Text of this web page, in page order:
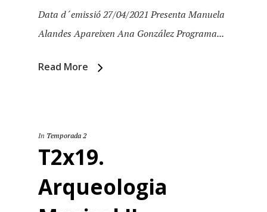
Data d´emissió 27/04/2021 Presenta Manuela
Alandes Apareixen Ana González Programa...
Read More
In Temporada 2
T2x19.
Arqueologia